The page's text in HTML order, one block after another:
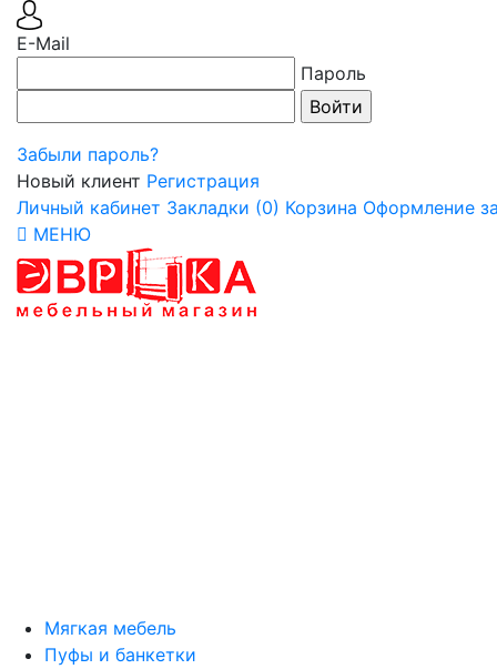
E-Mail
Пароль
Забыли пароль?
Новый клиент Регистрация
Личный кабинет Закладки (0) Корзина Оформление
МЕНЮ
Мягкая мебель
Пуфы и банкетки